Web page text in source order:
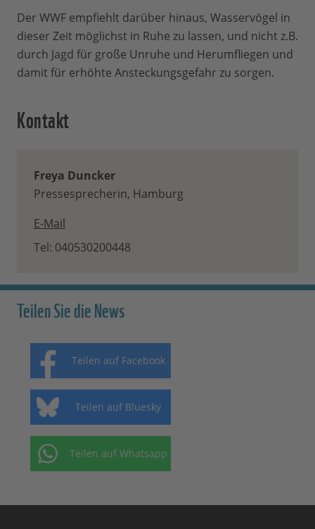
Der WWF empfiehlt darüber hinaus, Wasservögel in
dieser Zeit möglichst in Ruhe zu lassen, und nicht z.B.
durch Jagd für große Unruhe und Herumfliegen und
damit für erhöhte Ansteckungsgefahr zu sorgen.
Kontakt
Freya Duncker
Pressesprecherin, Hamburg
E-Mail
Tel: 040530200448
Teilen Sie die News
Teilen auf Facebook
Teilen auf Bluesky
Teilen auf Whatsapp